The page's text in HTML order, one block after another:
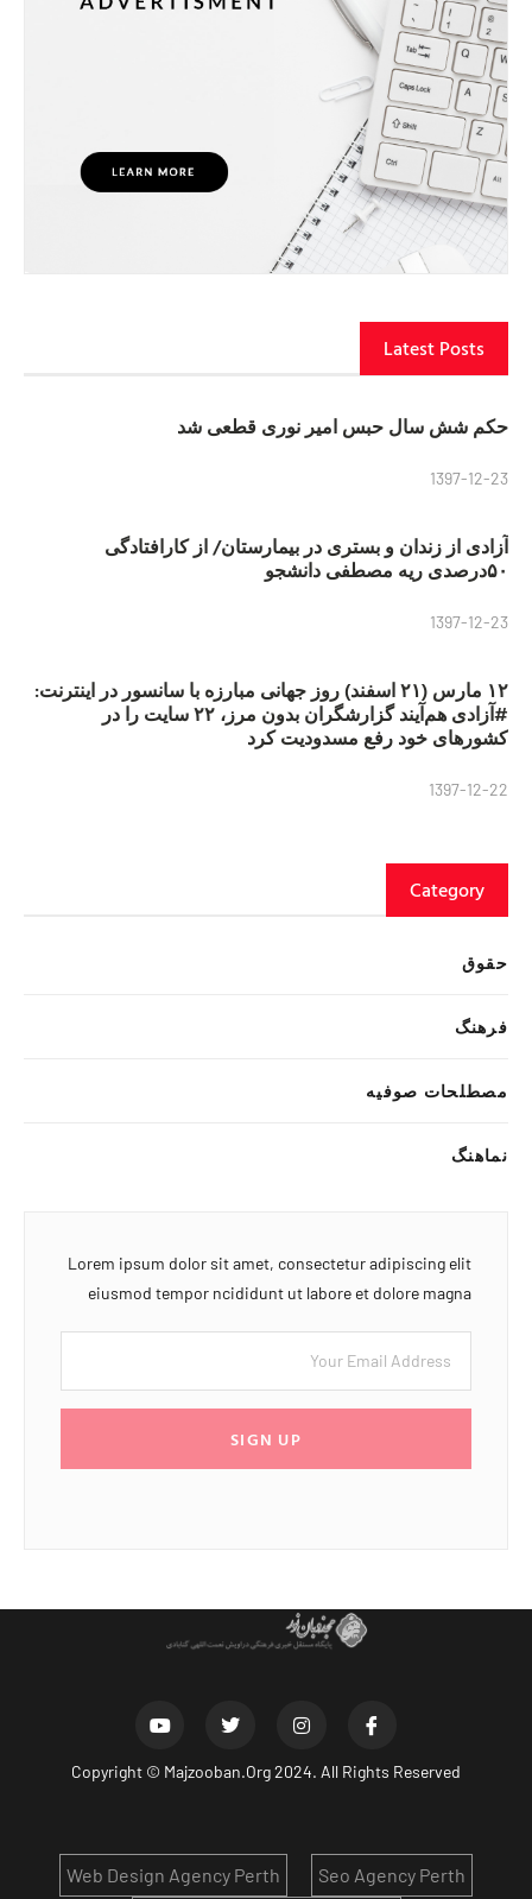
Latest Posts
حکم شش سال حبس امیر نوری قطعی شد
1397-12-23
آزادی از زندان و بستری در بیمارستان/ از کارافتادگی
۵۰درصدی ریه مصطفی دانشجو
1397-12-23
۱۲ مارس (۲۱ اسفند) روز جهانی مبارزه با سانسور در اینترنت:
#آزادی هم‌آیند گزارشگران‌ بدون مرز، ۲۲ سایت را در
کشورهای خود رفع مسدودیت کرد
1397-12-22
Category
حقوق
فرهنگ
مصطلحات صوفیه
نماهنگ
Lorem ipsum dolor sit amet, consectetur adipiscing elit
eiusmod tempor ncididunt ut labore et dolore magna
SIGN UP
Copyright © Majzooban.Org2024. All Rights Reserved
Seo Agency Perth
Web Design Agency Perth